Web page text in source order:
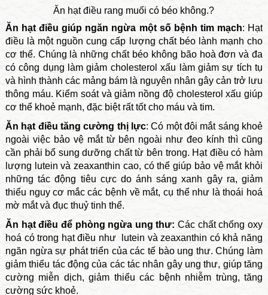
Ăn hạt điều rang muối có béo không.?
Ăn hạt điều giúp ngăn ngừa một số bệnh tim mạch: Hạt
điều là một nguồn cung cấp lượng chất béo lành mạnh cho
cơ thể. Chúng là những chất béo không bão hoà đơn và đa
có công dụng làm giảm cholesterol xấu làm giảm sự tích tụ
và hình thành các mảng bám là nguyên nhân gây cản trở lưu
thông máu. Kiểm soát và giảm nồng độ cholesterol xấu giúp
cơ thể khoẻ mạnh, đặc biệt rất tốt cho máu và tim.
Ăn hạt điều tăng cường thị lực: Có một đôi mắt sáng khoẻ
ngoài việc bảo vệ mắt từ bên ngoài như đeo kính thì cũng
cần phải bổ sung dưỡng chất từ bên trong. Hạt điều có hàm
lượng lutein và zeaxanthin cao, có thể giúp bảo vệ mắt khỏi
những tác động tiêu cực do ánh sáng xanh gây ra, giảm
thiểu nguy cơ mắc các bệnh về mắt, cụ thể như là thoái hoá
mờ mắt và đục thuỷ tinh thể.
Ăn hạt điều để phòng ngừa ung thư: Các chất chống oxy
hoá có trong hạt điều như lutein và zeaxanthin có khả năng
ngăn ngừa sự phát triển của các tế bào ung thư. Chúng làm
giảm thiểu tác động của các tác nhân gây ung thư, giúp tăng
cường miễn dịch, giảm thiểu các bệnh nhiễm trùng, tăng
cường sức khoẻ.